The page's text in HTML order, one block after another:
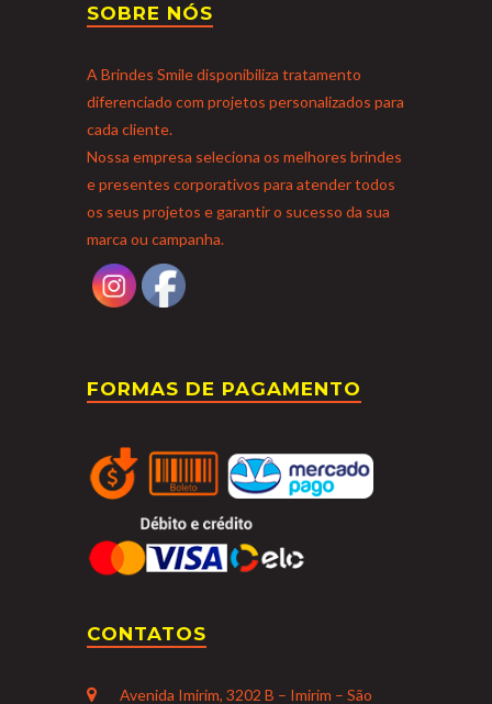
SOBRE NÓS
A Brindes Smile disponibiliza tratamento
diferenciado com projetos personalizados para
cada cliente.
Nossa empresa seleciona os melhores brindes
e presentes corporativos para atender todos
os seus projetos e garantir o sucesso da sua
marca ou campanha.
FORMAS DE PAGAMENTO
CONTATOS
Avenida Imirim, 3202 B – Imirim – São